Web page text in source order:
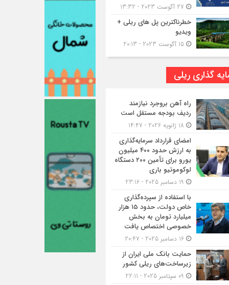
خطرناکترین پل های ریلی +
ویدیو
گذاری ریلی
راه آهن بروجرد نیازمند
ردیف بودجه مستقل است
امضای قرارداد سرمایه‌گذاری
به ارزش حدود ۴۰۰ میلیون
یورو برای تأمین ۲۰۰ دستگاه
لوکوموتیو باری
با استفاده از سپرده‌گذاری
خاص دولت، حدود ۱۵ هزار
میلیارد تومان به بخش
خصوصی اختصاص یافت
حمایت بانک ملی ایران از
زیرساخت‌های ریلی کشور